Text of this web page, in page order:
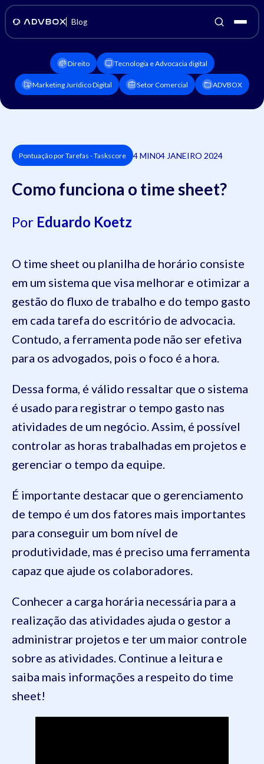
Blog
Direito Tecnologia e Advocacia digital
Marketing Jurídico Digital Setor Comercial ADVBOX
Pontuação por Tarefas - Taskscore 4 MIN04 JANEIRO 2024
Como funciona o time sheet?
Por Eduardo Koetz
O time sheet ou planilha de horário consiste
em um sistema que visa melhorar e otimizar a
gestão do fluxo de trabalho e do tempo gasto
em cada tarefa do escritório de advocacia.
Contudo, a ferramenta pode não ser efetiva
para os advogados, pois o foco é a hora.
Dessa forma, é válido ressaltar que o sistema
é usado para registrar o tempo gasto nas
atividades de um negócio. Assim, é possível
controlar as horas trabalhadas em projetos e
gerenciar o tempo da equipe.
É importante destacar que o gerenciamento
de tempo é um dos fatores mais importantes
para conseguir um bom nível de
produtividade, mas é preciso uma ferramenta
capaz que ajude os colaboradores.
Conhecer a carga horária necessária para a
realização das atividades ajuda o gestor a
administrar projetos e ter um maior controle
sobre as atividades. Continue a leitura e
saiba mais informações a respeito do time
sheet!